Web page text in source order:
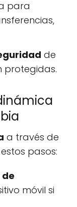
para
de
protegidas.
a través de
pasos:
móvil si